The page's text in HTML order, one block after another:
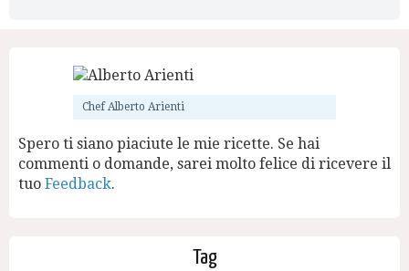
Chef Alberto Arienti
Spero ti siano piaciute le mie ricette. Se hai
commenti o domande, sarei molto felice di ricevere il
tuo Feedback.
Tag